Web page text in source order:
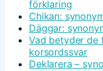
förklaring
Chikan:
Däggar:
Vad betyder de
korsordssvar
Deklarera –